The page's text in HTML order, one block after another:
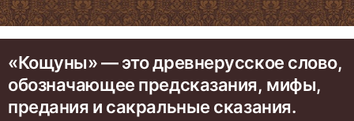
«Кощуны» — это древнерусское слово,
обозначающее предсказания, мифы,
предания и сакральные сказания.